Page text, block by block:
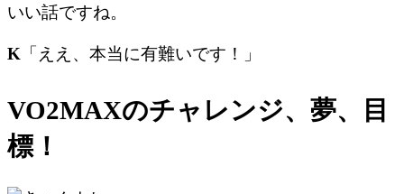
いい話ですね。
K 「ええ、本当に有難いです！」
VO2MAXのチャレンジ、夢、目
標！